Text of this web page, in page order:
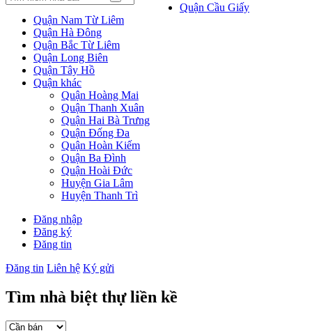
Quận Cầu Giấy
Quận Nam Từ Liêm
Quận Hà Đông
Quận Bắc Từ Liêm
Quận Long Biên
Quận Tây Hồ
Quận khác
Quận Hoàng Mai
Quận Thanh Xuân
Quận Hai Bà Trưng
Quận Đống Đa
Quận Hoàn Kiếm
Quận Ba Đình
Quận Hoài Đức
Huyện Gia Lâm
Huyện Thanh Trì
Đăng nhập
Đăng ký
Đăng tin
Đăng tin Liên hệ Ký gửi
Tìm nhà biệt thự liền kề